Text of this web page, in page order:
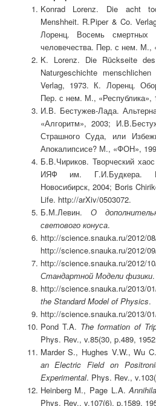
Konrad Lorenz. Die acht
Menshheit. R.Piper & Co.
Лоренц. Восемь смертных
человечества. Пер. с нем. М.,
K. Lorenz. Die Rückseite
Naturgeschichte
Verlag, 1973. К. Лоренц.
Пер. с нем. М., «Республика»,
И.В. Бестужев-Лада.
«Алгоритм», 2003;
Страшного Суда, или
Апокалипсисе? М., «ФОН»,
Б.В.Чириков. Творческий
ИЯФ им. Г.И.Будкера.
Новосибирск, 2004; Boris
Life. http://arXiv/0503072.
Б.М.Левин. О
светового конуса.
http://
http://science.snauka.ru/2012/
http://science.snauka.ru/2012/
Стандартной Модели физики.
http://science.snauka.ru/2013/
the Standard Model of Physics.
http://science.snauka.ru/2013/
Pond T.A. The formation of
Phys. Rev., v.85(30, p.489,
Marder S., Hughes V.W., Wu
an Electric Field on
Experimental. Phys. Rev.,
Heinberg M., Page L.A.
Phys. Rev., v.107(6), p.1589,